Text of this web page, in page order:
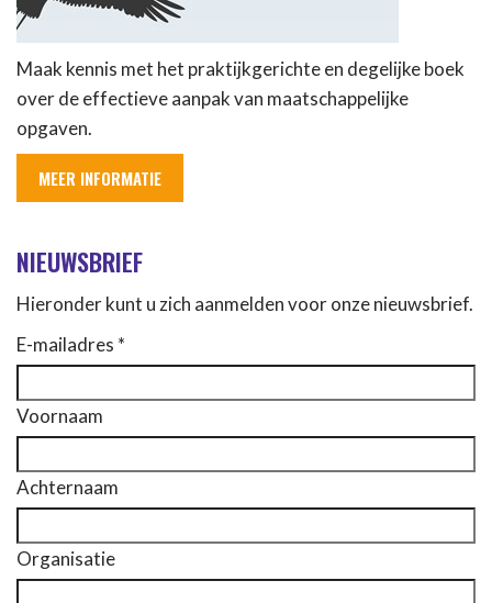
Maak kennis met het praktijkgerichte en degelijke boek
over de effectieve aanpak van maatschappelijke
opgaven.
MEER INFORMATIE
NIEUWSBRIEF
Hieronder kunt u zich aanmelden voor onze nieuwsbrief.
E-mailadres *
Voornaam
Achternaam
Organisatie